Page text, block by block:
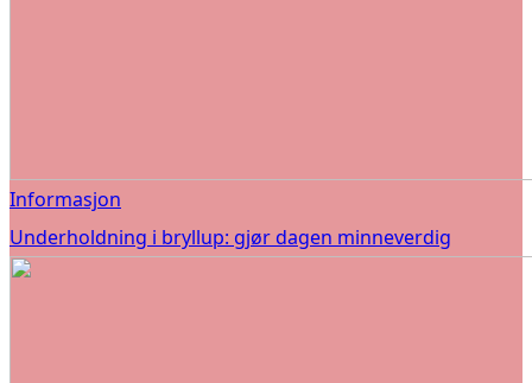
Informasjon
Underholdning i bryllup: gjør dagen minneverdig